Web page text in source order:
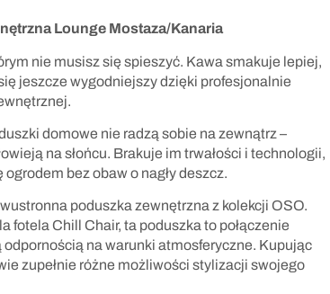
Lounge Mostaza/Kanaria
nie musisz się spieszyć. Kawa smakuje lepiej,
jeszcze wygodniejszy dzięki profesjonalnie
domowe nie radzą sobie na zewnątrz –
na słońcu. Brakuje im trwałości i technologii,
bez obaw o nagły deszcz.
poduszka zewnętrzna z kolekcji OSO.
fotela Chill Chair, ta poduszka to połączenie
odpornością na warunki atmosferyczne. Kupując
zupełnie różne możliwości stylizacji swojego